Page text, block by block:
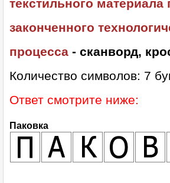
текстильного материала
законченного
процесса - сканворд,
Количество символов: 7
Ответ смотрите ниже:
Паковка